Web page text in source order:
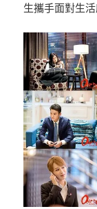
生攜手面對生